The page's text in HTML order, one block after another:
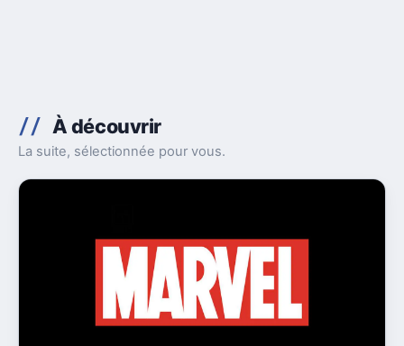
À découvrir
La suite, sélectionnée pour vous.